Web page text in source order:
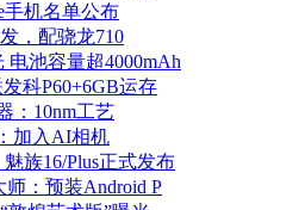
手机名单公布
，配骁龙710
电池容量超4000mAh
科P60+6GB运存
：10nm工艺
加入AI相机
族16/Plus正式发布
：预装Android P